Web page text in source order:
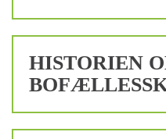
HISTORIEN